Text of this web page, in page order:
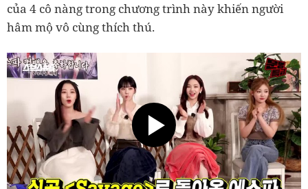
của 4 cô nàng trong chương trình này khiến người
hâm mộ vô cùng thích thú.